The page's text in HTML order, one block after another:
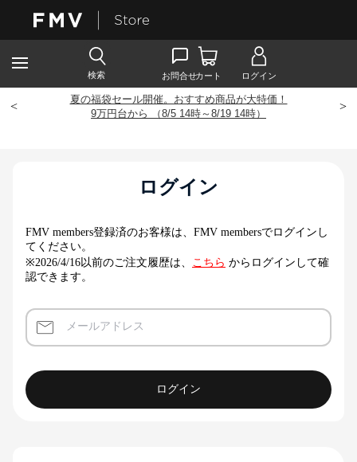
夏の福袋セール開催。おすすめ商品が大特価！
9万円台から （8/5 14時～8/19 14時）
< >
ログイン
FMV members登録済のお客様は、FMV membersでログインし
てください。
※2026/4/16以前のご注文履歴は、 こちら からログインして確
認できます。
メールアドレス
ログイン